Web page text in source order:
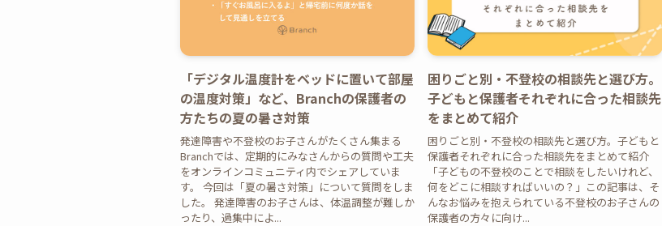
「デジタル温度計をベッドに置いて部屋
の温度対策」など、Branchの保護者の
方たちの夏の暑さ対策
発達障害や不登校のお子さんがたくさん集まる
Branchでは、定期的にみなさんからの質問や工夫
をオンラインコミュニティ内でシェアしていま
す。 今回は「夏の暑さ対策」について質問をしま
した。 発達障害のお子さんは、体温調整が難しか
ったり、過集中によ...
困りごと別・不登校の相談先と選び方。
子どもと保護者それぞれに合った相談先
をまとめて紹介
困りごと別・不登校の相談先と選び方。子どもと
保護者それぞれに合った相談先をまとめて紹介
「子どもの不登校のことで相談をしたいけれど、
何をどこに相談すればいいの？」この記事は、そ
んなお悩みを抱えられている不登校のお子さんの
保護者の方々に向け...